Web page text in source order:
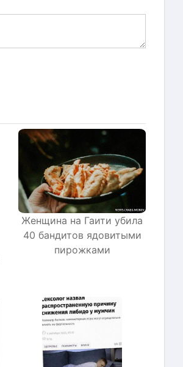
Женщина на Гаити убила
40 бандитов ядовитыми
пирожками